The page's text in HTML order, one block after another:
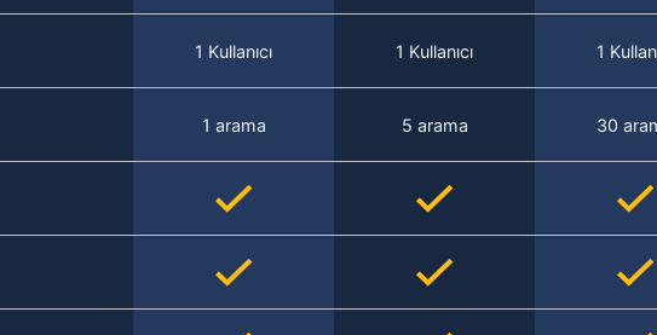
1 Kullanıcı 1 Kullanıcı 1
1 arama 5 arama 30